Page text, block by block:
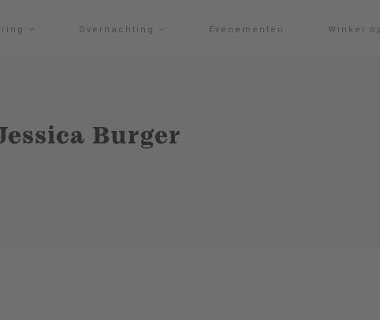
Overnachting Evenementen Winkel
Burger